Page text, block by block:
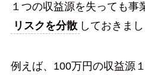
１つの収益源を失っても事
リスクを分散 しておきまし
例えば、100万円の収益源